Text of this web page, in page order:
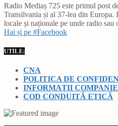
Radio Mediaș 725 este primul post
Transilvania și al 37-lea din Europa.
locale și naționale pe unde radio sau
Hai și pe #Facebook
UTILE:
CNA
POLITICA DE
INFORMAȚII COMPANIE
COD CONDUITĂ ETICĂ